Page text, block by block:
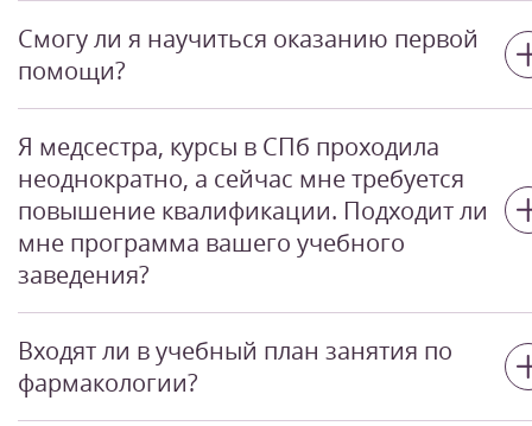
Да. Наши сотрудники в индивидуальном порядке
помогут восполнить пробелы в ваших знаниях.
Смогу ли я научиться оказанию первой
помощи?
Конечно. Методике обучают на практике.
Я медсестра, курсы в СПб проходила
неоднократно, а сейчас мне требуется
повышение квалификации. Подходит ли
мне программа вашего учебного
заведения?
Да. Мы ориентированы на студентов с разным
опытом и уровнем знаний, в том числе и на
состоявшихся медработников.
Входят ли в учебный план занятия по
фармакологии?